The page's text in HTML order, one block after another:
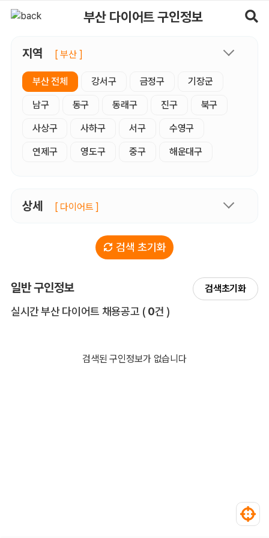
부산 다이어트 구인정보
지역 [ 부산 ]
부산 전체 강서구 금정구 기장군
남구 동구 동래구 진구 북구
사상구 사하구 서구 수영구
연제구 영도구 중구 해운대구
상세 [ 다이어트 ]
검색 초기화
일반 구인정보 검색초기화
실시간 부산 다이어트 채용공고 전체 목록
( 0건 )
검색된 구인정보가 없습니다